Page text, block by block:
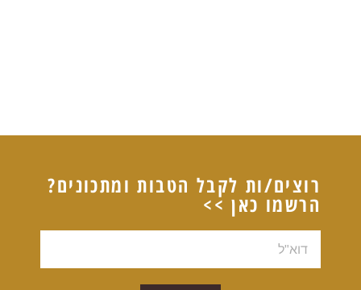
רוצים/ות לקבל הטבות ומתכונים?
הרשמו כאן >>